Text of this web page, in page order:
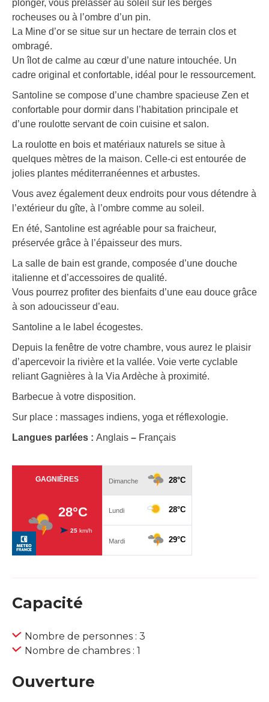
plonger, vous prélasser au soleil sur les berges
rocheuses ou à l’ombre d’un pin.
La Mine d’or se situe sur un hectare de terrain clos et
ombragé.
Un îlot de calme au cœur d’une nature intouchée. Un
cadre original et confortable, idéal pour le ressourcement.
Santoline se compose d’une chambre spacieuse Zen et
confortable pour dormir dans l’habitation principale et
d’une roulotte servant de coin cuisine et salon.
La roulotte en bois et matériaux naturels se situe à
quelques mètres de la maison. Celle-ci est entourée de
jolies plantes méditerranéennes et arbustes.
Vous avez également deux endroits pour vous détendre à
l’extérieur du gîte, à l’ombre comme au soleil.
En été, Santoline est agréable pour sa fraicheur,
préservée grâce à l’épaisseur des murs.
La salle de bain est grande, composée d’une douche
italienne et d’accessoires de qualité.
Vous pourrez profiter des bienfaits d’une eau douce grâce
à son adoucisseur d’eau.
Santoline a le label écogestes.
Depuis la fenêtre de votre chambre, vous aurez le plaisir
d’apercevoir la rivière et la vallée. Voie verte cyclable
reliant Gagnières à la Via Ardèche à proximité.
Barbecue à votre disposition.
Sur place : massages indiens, yoga et réflexologie.
Langues parlées : Anglais – Français
Capacité
Nombre de personnes : 3
Nombre de chambres : 1
Ouverture